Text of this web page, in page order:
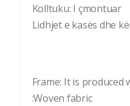
Kolltuku: I çmontuar
Lidhjet e kasës dhe
Frame: It is produced
:Woven fabric